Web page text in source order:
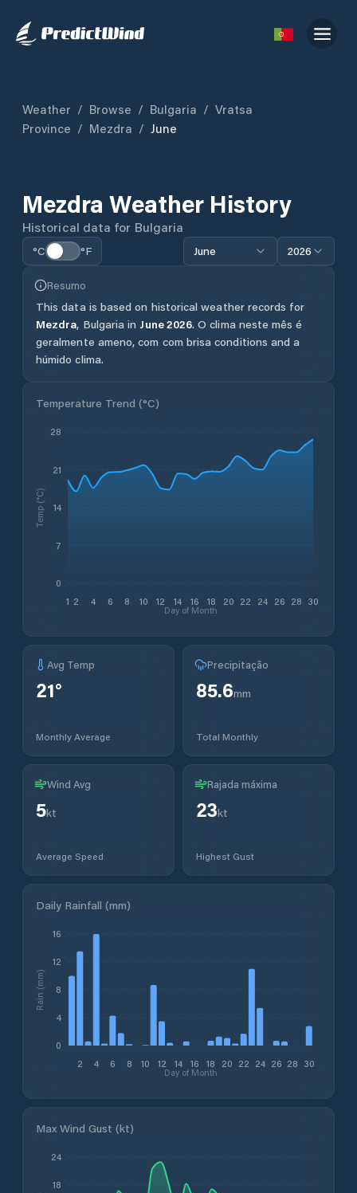
Weather / Browse / Bulgaria / Vratsa
Province / Mezdra / June
Mezdra Weather History
Historical data for Bulgaria
°C °F June 2026
Resumo
This data is based on historical weather records for
Mezdra, Bulgaria in June2026.O clima neste mês é
geralmente ameno, com com brisa conditions and a
húmido clima.
Temperature Trend (°C)
1 2 4 6 8 10 12 14 16 18 20 22 24 26 28 30
Day of Month
0
7
14
21
28
Temp (°C)
Avg Temp
21°
Monthly Average
Precipitação
85.6mm
Total Monthly
Wind Avg
5kt
Average Speed
Rajada máxima
23kt
Highest Gust
Daily Rainfall (mm)
2 4 6 8 10 12 14 16 18 20 22 24 26 28 30
Day of Month
0
4
8
12
16
Rain (mm)
Max Wind Gust (kt)
18
24